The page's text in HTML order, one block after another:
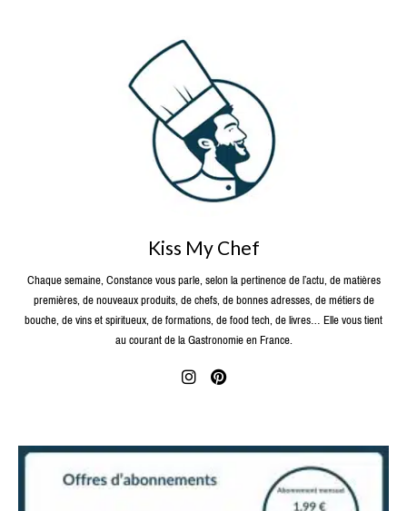
Kiss My Chef
Chaque semaine, Constance vous parle, selon la pertinence de l’actu, de matières
premières, de nouveaux produits, de chefs, de bonnes adresses, de métiers de
bouche, de vins et spiritueux, de formations, de food tech, de livres… Elle vous tient
au courant de la Gastronomie en France.